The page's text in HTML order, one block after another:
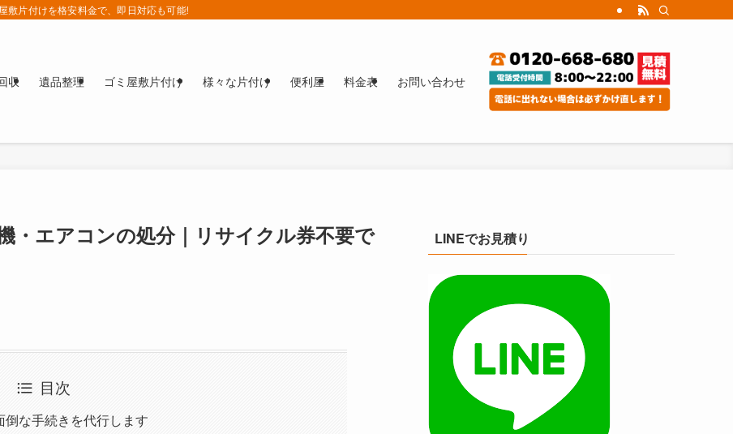
片付けを格安料金で、即日対応も可能!!
収 遺品整理 ゴミ屋敷片付け 様々な片付け 便利屋 料金表 お問い合わせ
・エアコンの処分｜リサイクル券不要で
目次
倒な手続きを代行します
LINEでお見積り